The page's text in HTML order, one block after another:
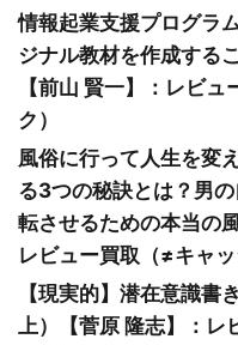
情報起業支援プログラ
ジナル教材を作成する
【前山 賢一】：レビ
ク）
風俗に行って人生を変
る3つの秘訣とは？男
転させるための本当の
レビュー買取（≠キャッ
【現実的】潜在意識書
上）【菅原 隆志】：レ